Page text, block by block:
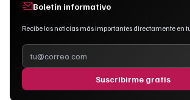
Boletín informativo
Recibe las noticias más importantes directamente en
Suscribirme gratis